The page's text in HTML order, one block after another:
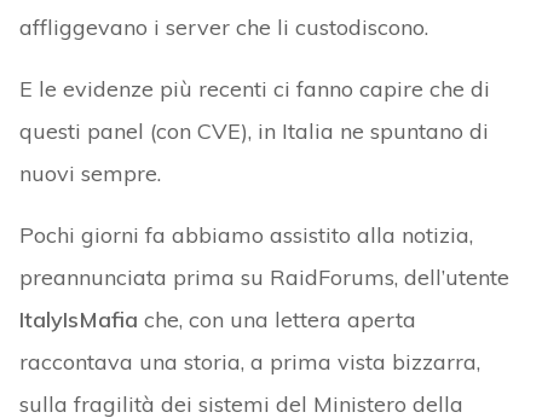
affliggevano i server che li custodiscono.
E le evidenze più recenti ci fanno capire che di
questi panel (con CVE), in Italia ne spuntano di
nuovi sempre.
Pochi giorni fa abbiamo assistito alla notizia,
preannunciata prima su RaidForums, dell’utente
ItalyIsMafia che, con una lettera aperta
raccontava una storia, a prima vista bizzarra,
sulla fragilità dei sistemi del Ministero della